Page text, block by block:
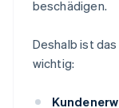
beschädigen.
Deshalb ist
wichtig: